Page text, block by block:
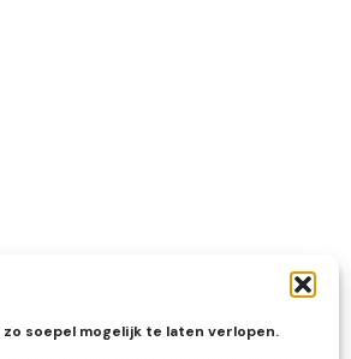
soepel mogelijk te laten verlopen.